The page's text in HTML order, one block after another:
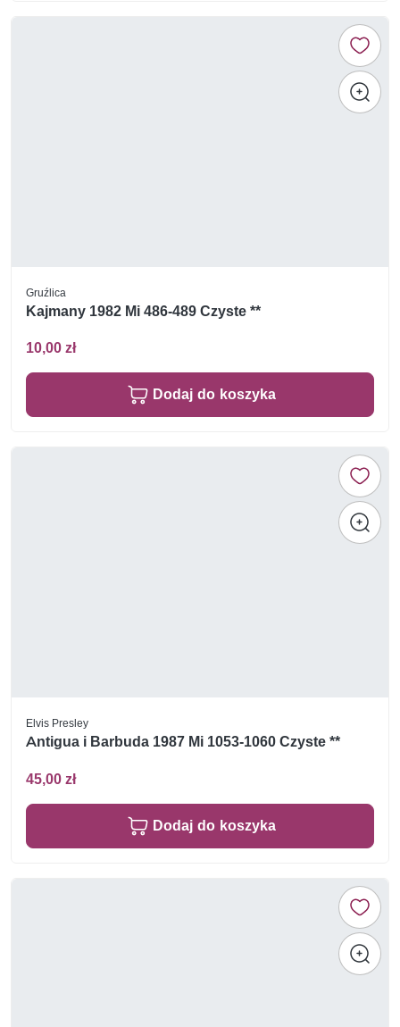
Gruźlica
Kajmany 1982 Mi 486-489 Czyste **
10,00 zł
Dodaj do koszyka
Elvis Presley
Antigua i Barbuda 1987 Mi 1053-1060 Czyste **
45,00 zł
Dodaj do koszyka